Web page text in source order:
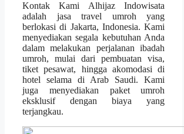
Kontak Kami Alhijaz Indowisata
adalah jasa travel umroh yang
berlokasi di Jakarta, Indonesia. Kami
menyediakan segala kebutuhan Anda
dalam melakukan perjalanan ibadah
umroh, mulai dari pembuatan visa,
tiket pesawat, hingga akomodasi di
hotel selama di Arab Saudi. Kami
juga menyediakan paket umroh
eksklusif dengan biaya yang
terjangkau.